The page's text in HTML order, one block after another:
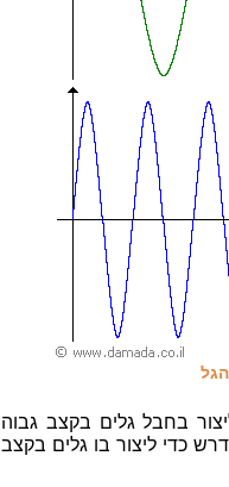
בחבל גלים בקצב גבוה
כדי ליצור בו גלים בקצב